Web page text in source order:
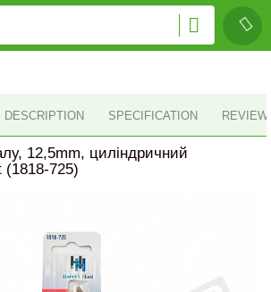
DESCRIPTION SPECIFICATION
12,5mm, циліндричний
(1818-725)